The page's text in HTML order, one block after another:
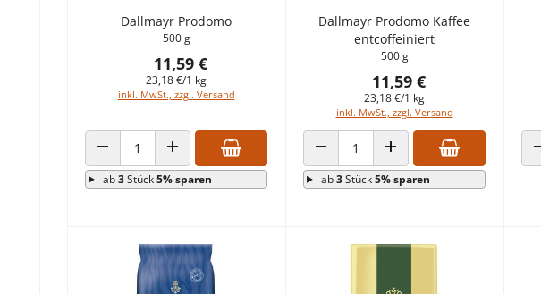
Dallmayr Prodomo
500 g
11,59 €
23,18 €/1 kg
inkl. MwSt., zzgl. Versand
ANZAHL VERRINGERNANZAHL ERHÖHEN
ab3Stück5% sparen
Dallmayr Prodomo Kaffee
entcoffeiniert
500 g
11,59 €
23,18 €/1 kg
inkl. MwSt., zzgl. Versand
ANZAHL VERRINGERNANZAHL ERHÖHEN
ab3Stück5% sparen